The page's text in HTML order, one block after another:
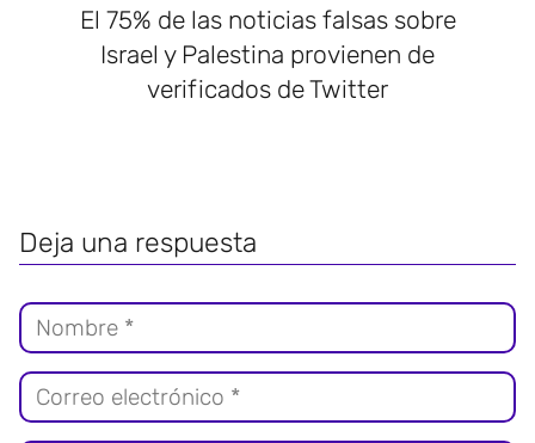
El 75% de las noticias falsas sobre
Israel y Palestina provienen de
verificados de Twitter
Deja una respuesta